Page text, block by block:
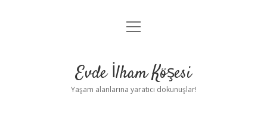
Anasayfa
Yasal Uyarı
menüyü
Evde İlham Köşesi
Yaşam alanlarına yaratıcı dokunuşlar!